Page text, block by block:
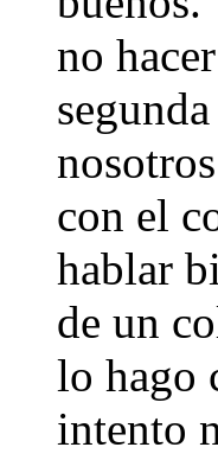
no
con el
hablar
de un
lo hago
intento